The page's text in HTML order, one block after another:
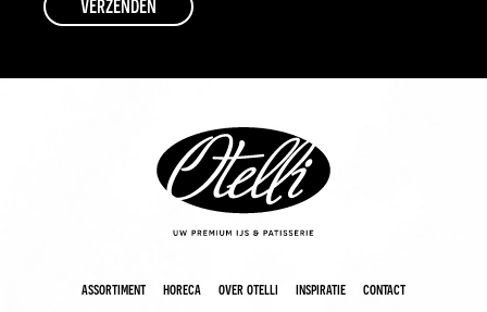
assortiment horeca over otelli inspiratie contact